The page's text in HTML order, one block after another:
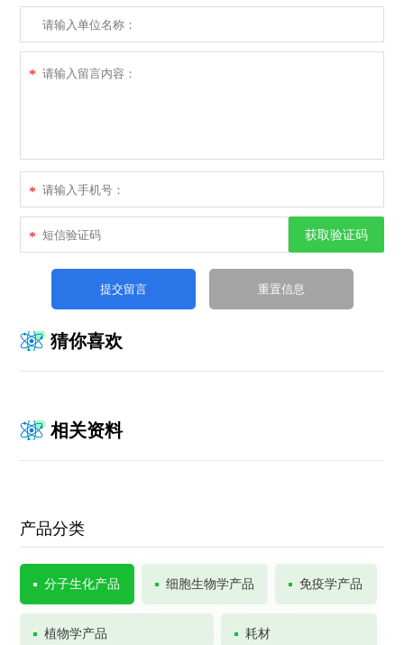
*
*
* 获取验证码
猜你喜欢
相关资料
产品分类
分子生化产品 细胞生物学产品 免疫学产品
植物学产品 耗材